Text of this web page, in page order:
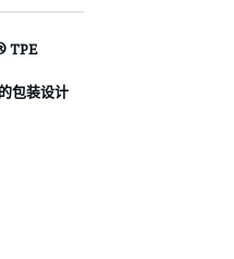
TPE
包装设计